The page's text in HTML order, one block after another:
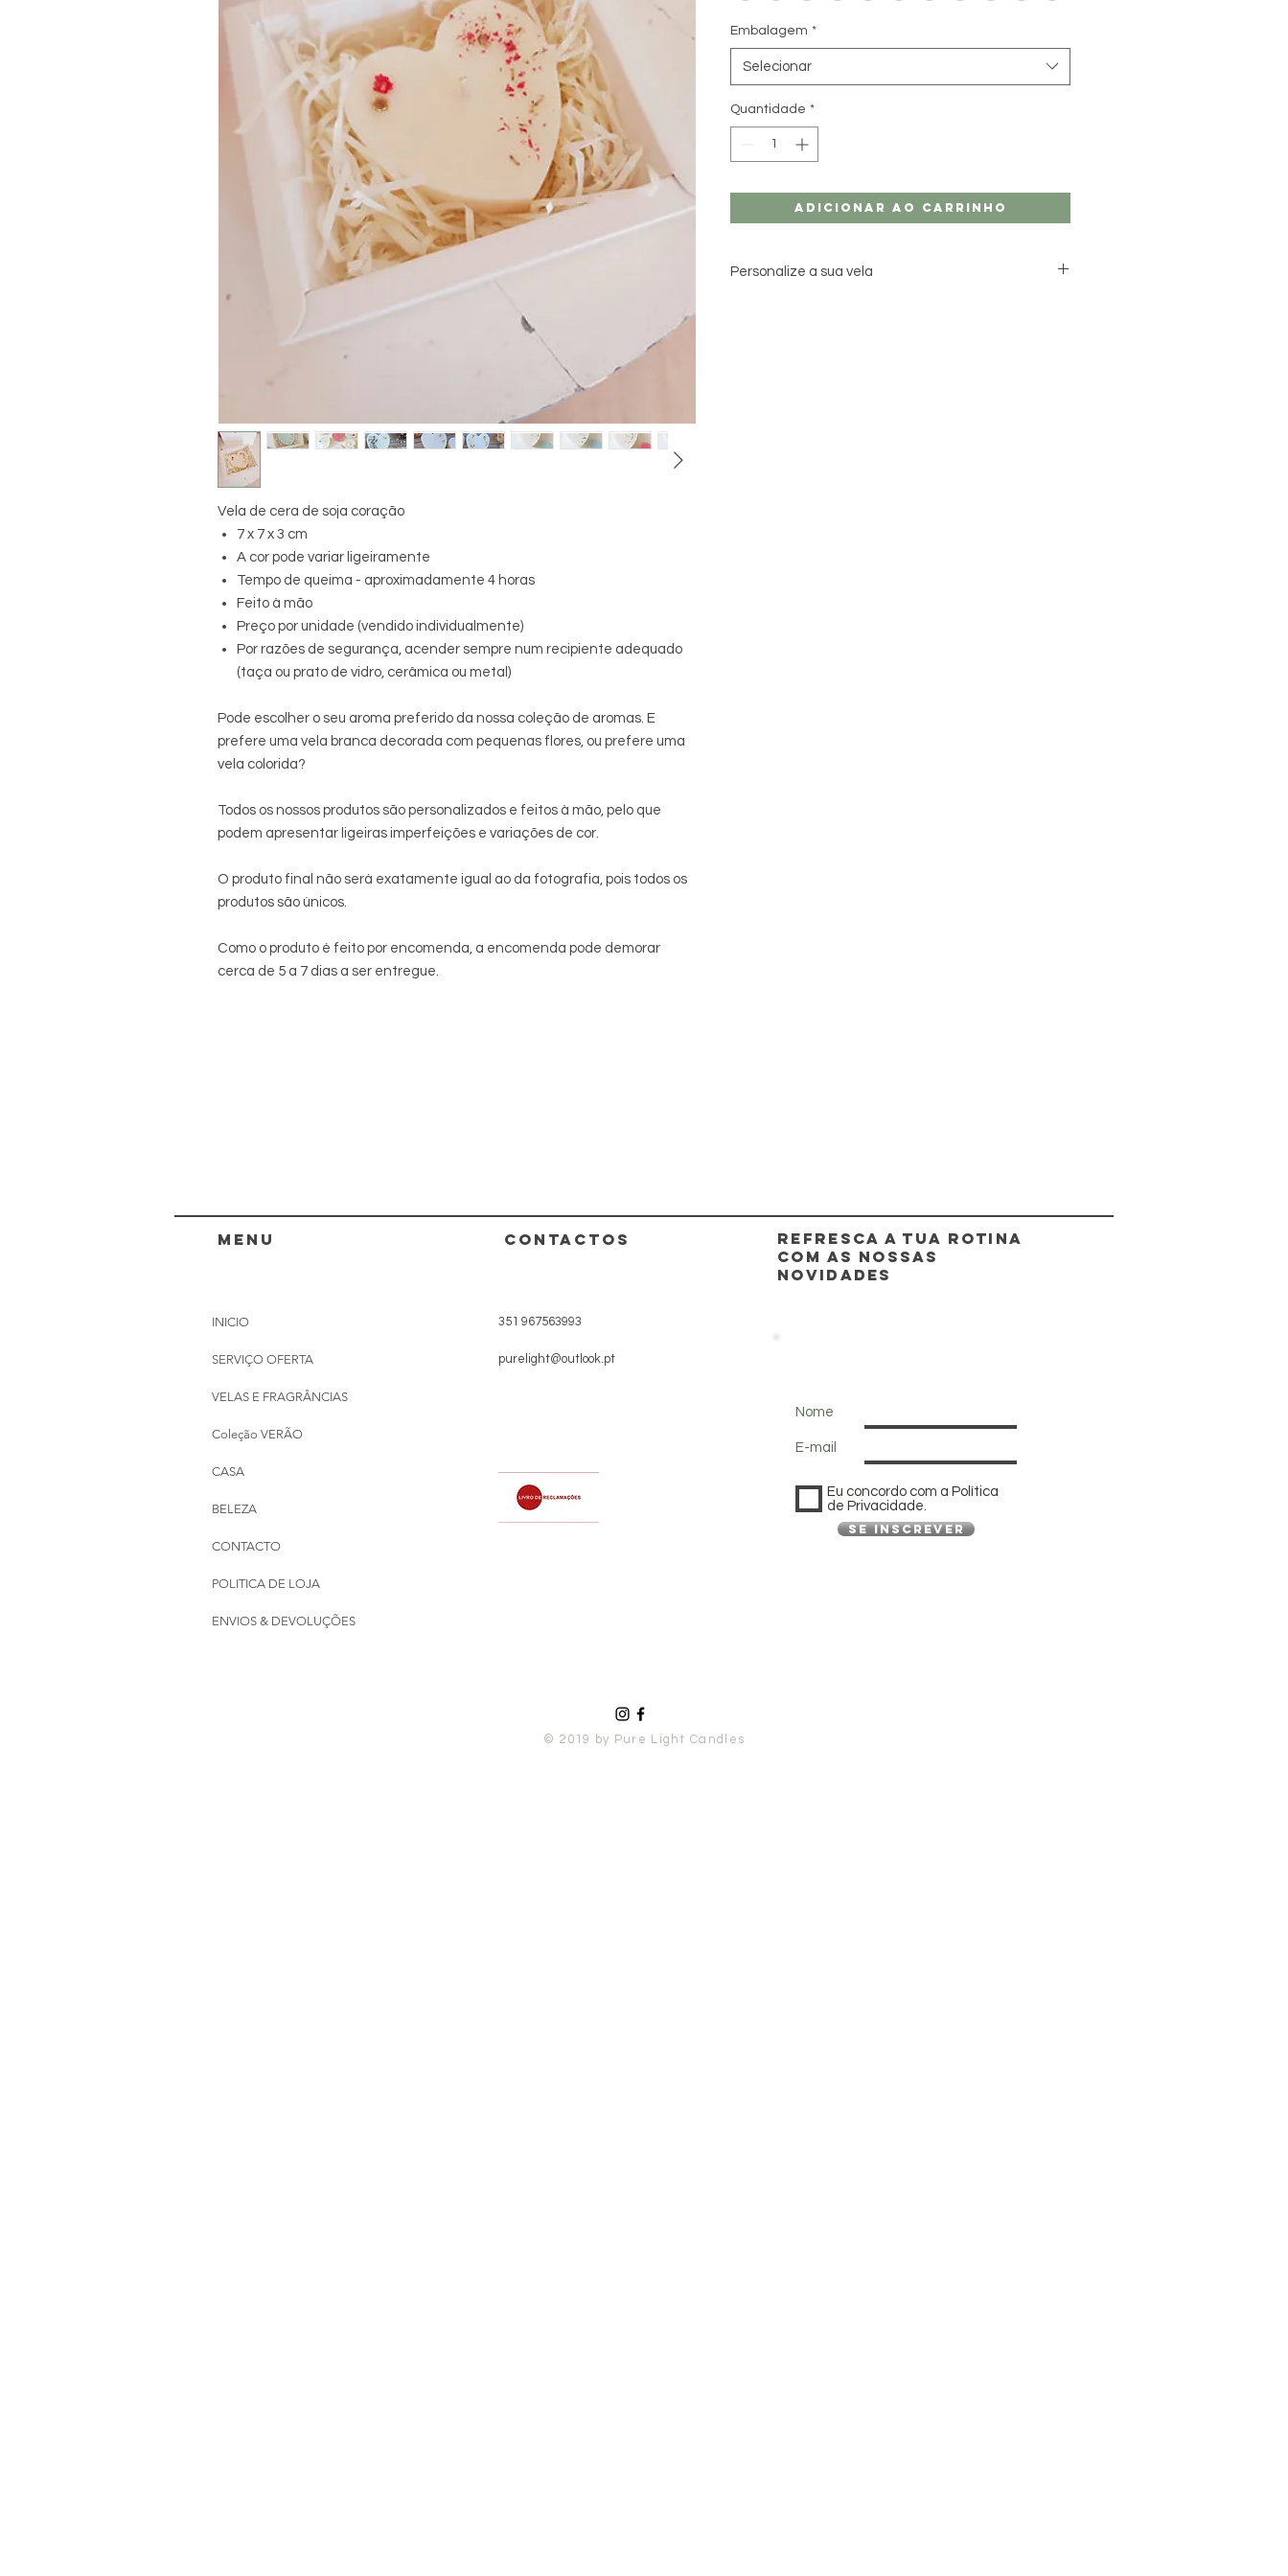
Vela de cera de soja coração
7 x 7 x 3 cm
A cor pode variar ligeiramente
Tempo de queima - aproximadamente 4 horas
Feito à mão
Preço por unidade (vendido individualmente)
Por razões de segurança, acender sempre num recipiente adequado
(taça ou prato de vidro, cerâmica ou metal)
Pode escolher o seu aroma preferido da nossa coleção de aromas. E
prefere uma vela branca decorada com pequenas flores, ou prefere uma
vela colorida?
Todos os nossos produtos são personalizados e feitos à mão, pelo que
podem apresentar ligeiras imperfeições e variações de cor.
O produto final não será exatamente igual ao da fotografia, pois todos os
produtos são únicos.
Como o produto é feito por encomenda, a encomenda pode demorar
cerca de 5 a 7 dias a ser entregue.
Embalagem *
Selecionar
Quantidade *
Adicionar ao carrinho
Personalize a sua vela
menu
INICIO
SERVIÇO OFERTA
VELAS E FRAGRÂNCIAS
Coleção VERÃO
CASA
BELEZA
CONTACTO
POLITICA DE LOJA
ENVIOS & DEVOLUÇÕES
CONTACTOS
351 967563993
purelight@outlook.pt
REFRESCA A TUA ROTINA
COM AS NOSSAS
NOVIDADES
Nome
E-mail
Eu concordo com a Política
de Privacidade.
Se inscrever
© 2019 by Pure Light Candles